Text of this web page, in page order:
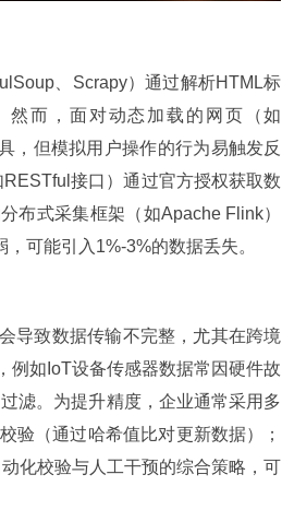
、Scrapy）通过解析HTML标
然而，面对动态加载的网页（如
，但模拟用户操作的行为易触发反
接口）通过官方授权获取数
布式采集框架（如Apache Flink）
可能引入1%-3%的数据丢失。
导致数据传输不完整，尤其在跨境
例如IoT设备传感器数据常因硬件故
滤。为提升精度，企业通常采用多
验（通过哈希值比对更新数据）；
化校验与人工干预的综合策略，可